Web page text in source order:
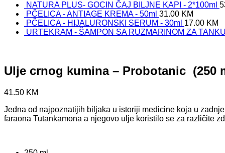
NATURA PLUS- GOCIN ČAJ BILJNE KAPI - 2*100ml
PČELICA - ANTIAGE KREMA - 50ml 31.00 KM
PČELICA - HIJALURONSKI SERUM - 30ml 17.00 KM
URTEKRAM - ŠAMPON SA RUZMARINOM ZA
Ulje crnog kumina – Probotanic (250
41.50 KM
Jedna od najpoznatijih biljaka u istoriji medicine koja u
faraona Tutankamona a njegovo ulje koristilo se za različite